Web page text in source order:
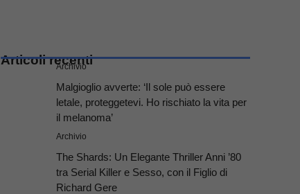
Articoli recenti
Archivio
Malgioglio avverte: ‘Il sole può essere
letale, proteggetevi. Ho rischiato la vita per
il melanoma’
Archivio
The Shards: Un Elegante Thriller Anni ’80
tra Serial Killer e Sesso, con il Figlio di
Richard Gere